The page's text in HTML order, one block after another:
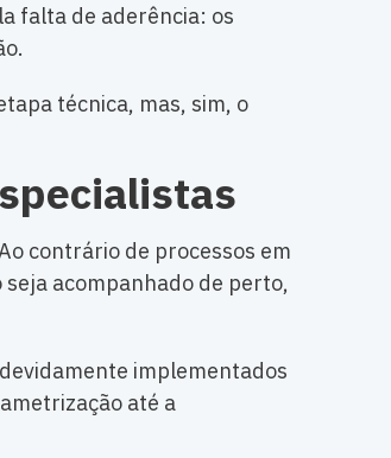
falta de aderência: os
técnica, mas, sim, o
contrário de processos em
acompanhado de perto,
implementados
até a